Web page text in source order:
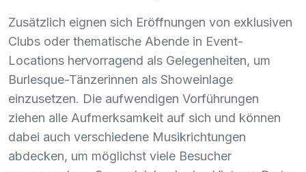
Zusätzlich eignen sich Eröffnungen von exklusiven
Clubs oder thematische Abende in Event-
Locations hervorragend als Gelegenheiten, um
Burlesque-Tänzerinnen als Showeinlage
einzusetzen. Die aufwendigen Vorführungen
ziehen alle Aufmerksamkeit auf sich und können
dabei auch verschiedene Musikrichtungen
abdecken, um möglichst viele Besucher